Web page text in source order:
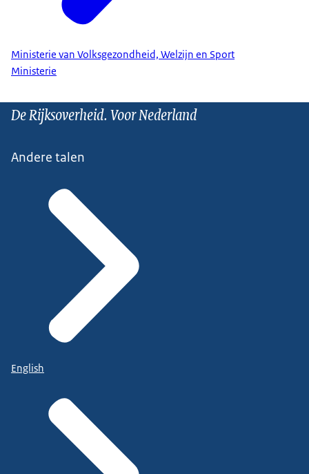
Ministerie van Volksgezondheid, Welzijn en Sport
Ministerie
De Rijksoverheid. Voor Nederland
Andere talen
English